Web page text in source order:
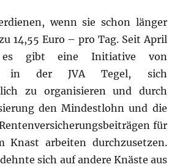
wenn sie schon länger
14,55 Euro – pro Tag. Seit April
gibt eine Initiative von
in der JVA Tegel, sich
zu organisieren und durch
den Mindestlohn und die
für
Knast arbeiten durchzusetzen.
sich auf andere Knäste aus